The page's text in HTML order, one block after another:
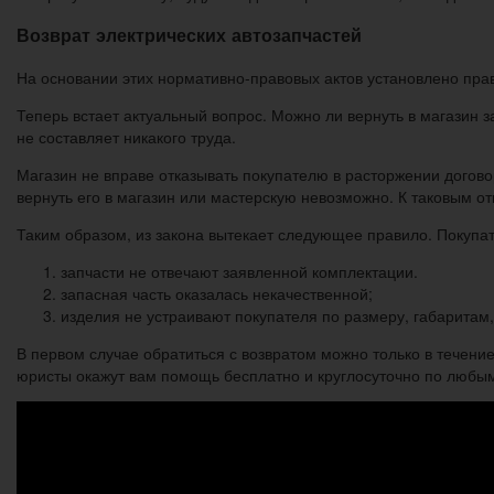
Возврат электрических автозапчастей
На основании этих нормативно-правовых актов установлено
Теперь встает актуальный вопрос. Можно ли вернуть в магазин
не составляет никакого труда.
Магазин не вправе отказывать покупателю в расторжении
вернуть его в магазин или мастерскую невозможно. К таковым
Таким образом, из закона вытекает следующее правило.
запчасти не отвечают заявленной комплектации.
запасная часть оказалась некачественной;
изделия не устраивают покупателя по размеру,
В первом случае обратиться с возвратом можно только в
юристы окажут вам помощь бесплатно и круглосуточно по